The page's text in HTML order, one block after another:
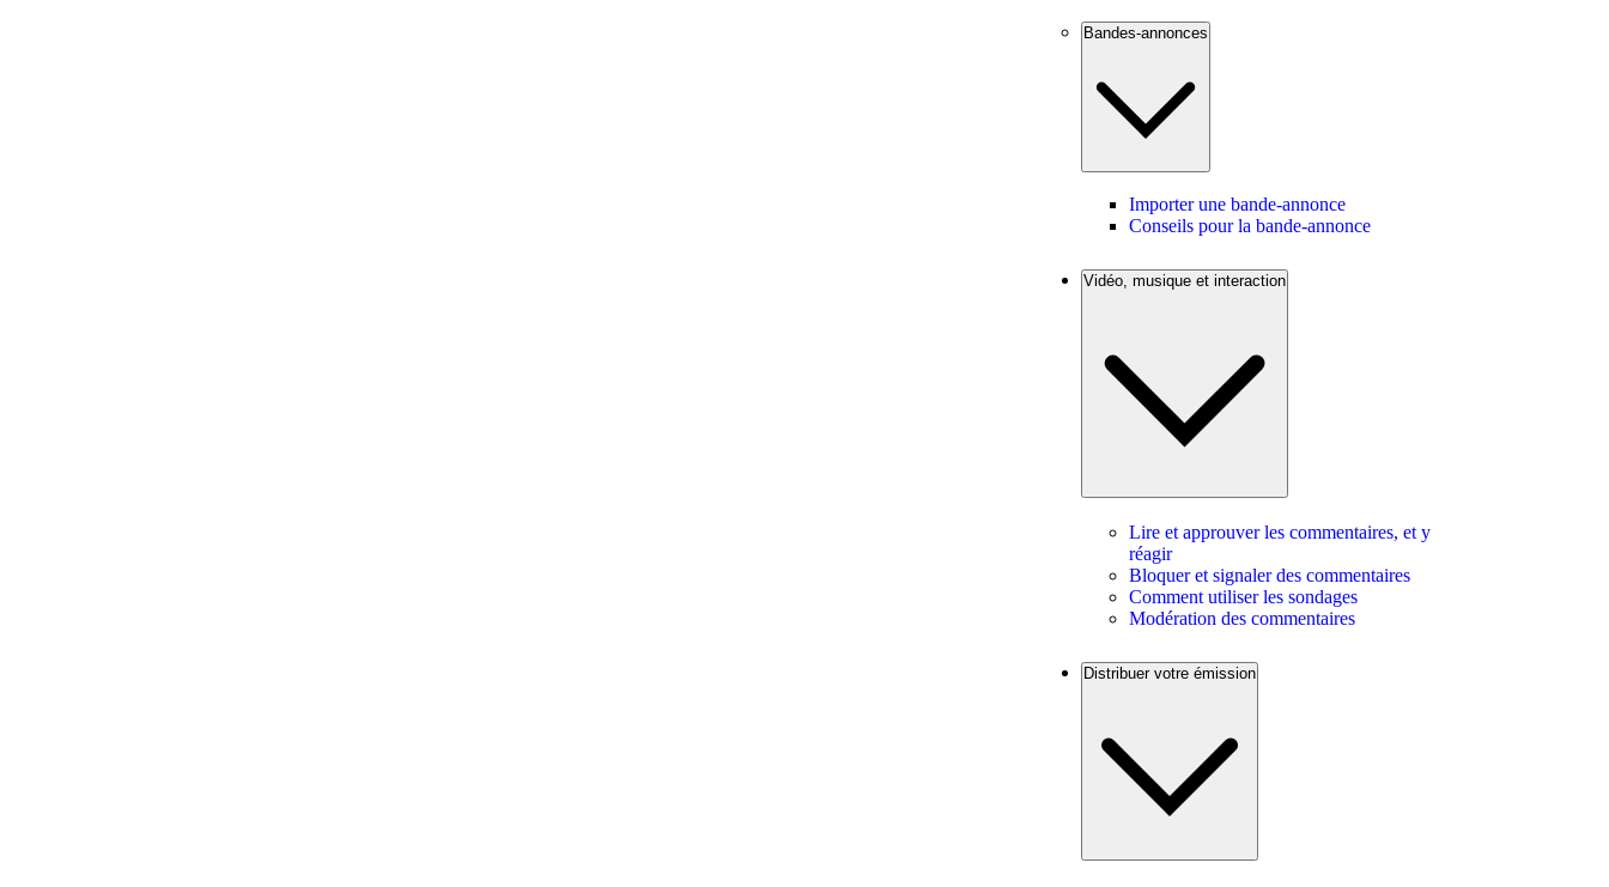
Bandes-annonces
Importer une bande-annonce
Conseils pour la bande-annonce
Vidéo, musique et interaction
Lire et approuver les commentaires, et y
réagir
Bloquer et signaler des commentaires
Comment utiliser les sondages
Modération des commentaires
Distribuer votre émission